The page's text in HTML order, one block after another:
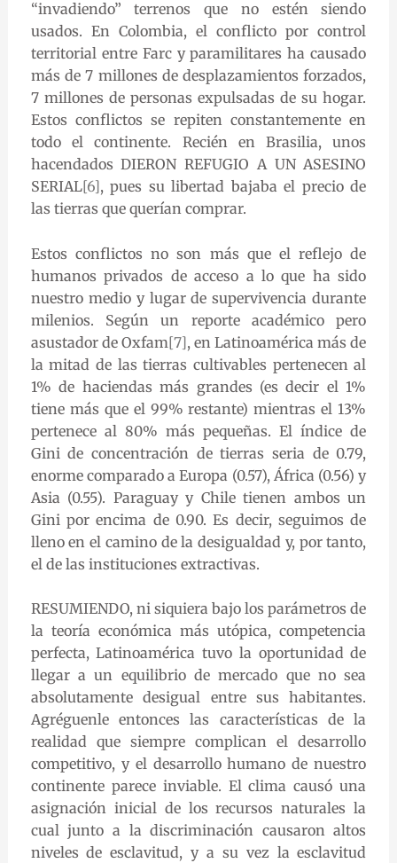
“invadiendo” terrenos que no estén siendo
usados. En Colombia, el conflicto por control
territorial entre Farc y paramilitares ha causado
más de 7 millones de desplazamientos forzados,
7 millones de personas expulsadas de su hogar.
Estos conflictos se repiten constantemente en
todo el continente. Recién en Brasilia, unos
hacendados DIERON REFUGIO A UN ASESINO
SERIAL[6], pues su libertad bajaba el precio de
las tierras que querían comprar.
Estos conflictos no son más que el reflejo de
humanos privados de acceso a lo que ha sido
nuestro medio y lugar de supervivencia durante
milenios. Según un reporte académico pero
asustador de Oxfam[7], en Latinoamérica más de
la mitad de las tierras cultivables pertenecen al
1% de haciendas más grandes (es decir el 1%
tiene más que el 99% restante) mientras el 13%
pertenece al 80% más pequeñas. El índice de
Gini de concentración de tierras seria de 0.79,
enorme comparado a Europa (0.57), África (0.56) y
Asia (0.55). Paraguay y Chile tienen ambos un
Gini por encima de 0.90. Es decir, seguimos de
lleno en el camino de la desigualdad y, por tanto,
el de las instituciones extractivas.
RESUMIENDO, ni siquiera bajo los parámetros de
la teoría económica más utópica, competencia
perfecta, Latinoamérica tuvo la oportunidad de
llegar a un equilibrio de mercado que no sea
absolutamente desigual entre sus habitantes.
Agréguenle entonces las características de la
realidad que siempre complican el desarrollo
competitivo, y el desarrollo humano de nuestro
continente parece inviable. El clima causó una
asignación inicial de los recursos naturales la
cual junto a la discriminación causaron altos
niveles de esclavitud, y a su vez la esclavitud